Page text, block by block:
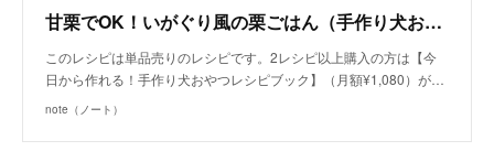
甘栗でOK！いがぐり風の栗ごはん（手作り犬おやつレシピ）/単品購入｜いちかわあやこ（犬ごはん先生）｜note
このレシピは単品売りのレシピです。2レシピ以上購入の方は【今
日から作れる！手作り犬おやつレシピブック】（月額¥1,080）が…
note（ノート）